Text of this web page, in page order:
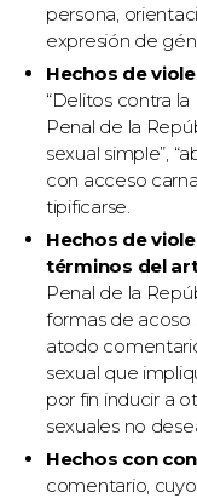
persona,
expresión de
Hechos de
“Delitos contra
Penal de la
sexual simple”,
con acceso
tipificarse.
Hechos de
términos del
Penal de la
formas de acoso
atodo
sexual que
por fin inducir a
sexuales no
Hechos con
comentario,